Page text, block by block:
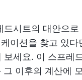
드시트의 대안으로
케이션을 찾고 있
보세요. 이 스프레
그 이후의 계산에